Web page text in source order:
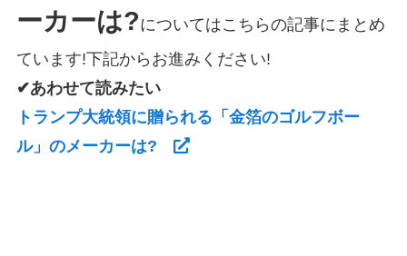
ーカーは?についてはこちらの記事にまとめ
ています!下記からお進みください!
✔あわせて読みたい
トランプ大統領に贈られる「金箔のゴルフボー
ル」のメーカーは?